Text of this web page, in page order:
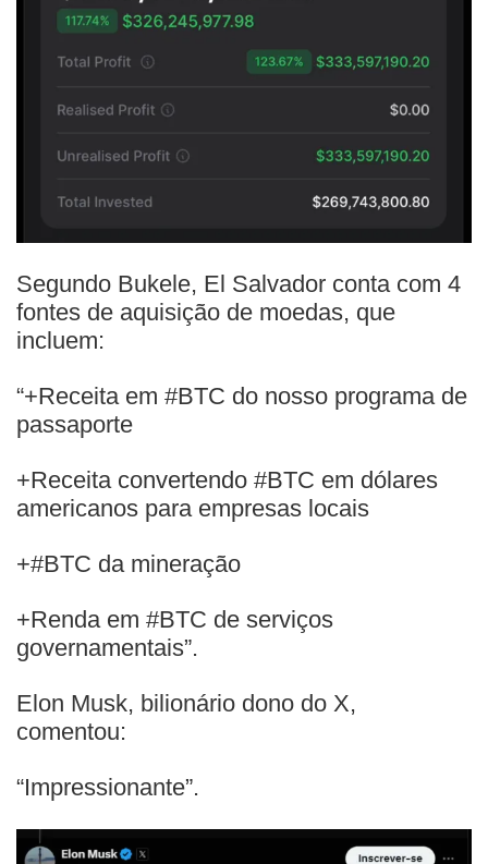
Segundo Bukele, El Salvador conta com 4
fontes de aquisição de moedas, que
incluem:
“+Receita em #BTC do nosso programa de
passaporte
+Receita convertendo #BTC em dólares
americanos para empresas locais
+#BTC da mineração
+Renda em #BTC de serviços
governamentais”.
Elon Musk, bilionário dono do X,
comentou:
“Impressionante”.